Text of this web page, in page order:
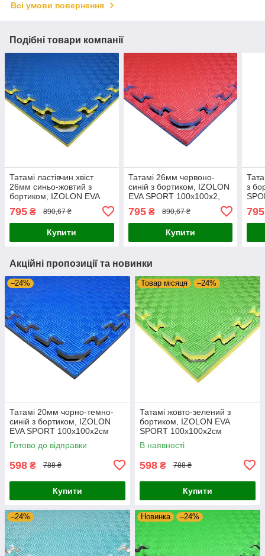
Всі умови повернення
Подібні товари компанії
Татамі ластівчин хвіст
26мм синьо-жовтий з
бортиком, IZOLON EVA
795 ₴ 890,67 ₴
Купити
Татамі 26мм червоно-
синій з бортиком, IZOLON
EVA SPORT 100х100х2,
795₴ 890,67 ₴
Купити
з
795
Акційні пропозиції та новинки
–24%
Татамі 20мм чорно-темно-
синій з бортиком, IZOLON
EVA SPORT 100х100х2см
Готово до відправки
598 ₴ 788 ₴
Купити
Товар місяця –24%
Татамі жовто-зелений з
бортиком, IZOLON EVA
SPORT 100х100х2см
В наявності
598 ₴ 788 ₴
Купити
–24% Новинка –24%